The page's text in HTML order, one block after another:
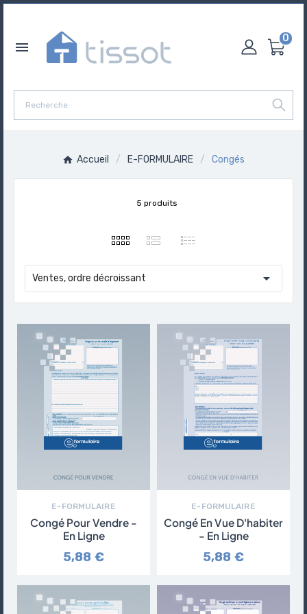

0
Accueil E-FORMULAIRE Congés
5 produits
Ventes, ordre décroissant 
E-FORMULAIRE
Congé Pour Vendre -
En Ligne
5,88 €
E-FORMULAIRE
Congé En Vue D'habiter
- En Ligne
5,88 €